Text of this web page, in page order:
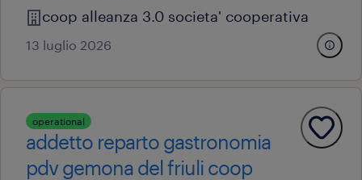
coop alleanza 3.0 societa' cooperativa
13 luglio 2026
operational
addetto reparto gastronomia
pdv gemona del friuli coop